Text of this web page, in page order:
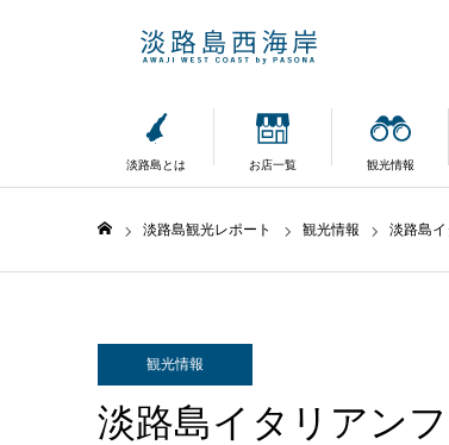
淡路島とは お店一覧 観光情報
淡路島観光レポート 観光情報 淡路島イ
観光情報
淡路島イタリアン